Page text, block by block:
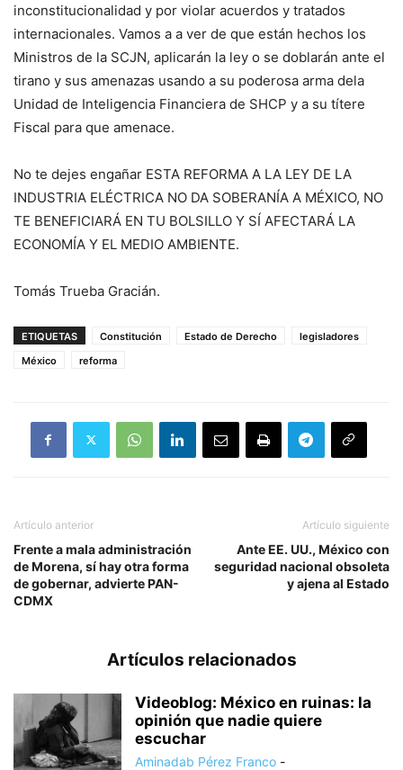
inconstitucionalidad y por violar acuerdos y tratados
internacionales. Vamos a a ver de que están hechos los
Ministros de la SCJN, aplicarán la ley o se doblarán ante el
tirano y sus amenazas usando a su poderosa arma dela
Unidad de Inteligencia Financiera de SHCP y a su títere
Fiscal para que amenace.
No te dejes engañar ESTA REFORMA A LA LEY DE LA
INDUSTRIA ELÉCTRICA NO DA SOBERANÍA A MÉXICO, NO
TE BENEFICIARÁ EN TU BOLSILLO Y SÍ AFECTARÁ LA
ECONOMÍA Y EL MEDIO AMBIENTE.
Tomás Trueba Gracián.
ETIQUETAS Constitución Estado de Derecho
legisladores
México
reforma
Artículo anterior
Frente a mala administración
de Morena, sí hay otra forma
de gobernar, advierte PAN-
CDMX
Artículo siguiente
Ante EE. UU., México con
seguridad nacional obsoleta
y ajena al Estado
Artículos relacionados
Videoblog: México en ruinas: la
opinión que nadie quiere
escuchar
Aminadab Pérez Franco -